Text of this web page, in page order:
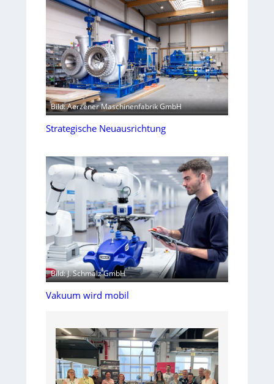
Bild: Aerzener Maschinenfabrik GmbH
Strategische Neuausrichtung
Bild: J. Schmalz GmbH
Vakuum wird mobil